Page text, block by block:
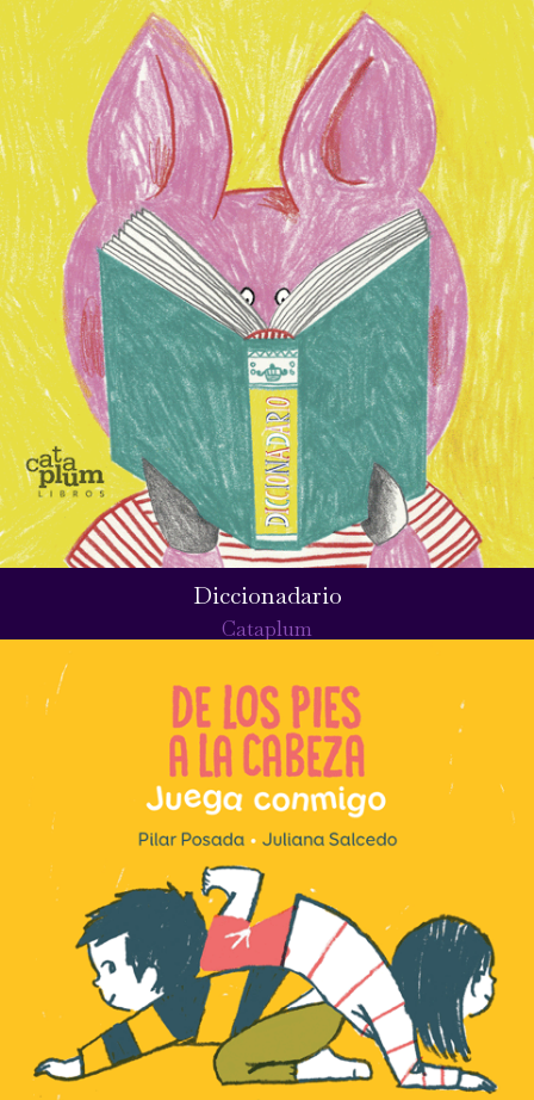
Diccionadario
Cataplum